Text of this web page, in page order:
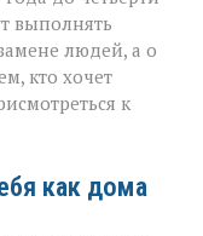
уволены” — он
тихо
перепишет
правила
игры»
выполнять
людей, а о
кто хочет
к
как дома